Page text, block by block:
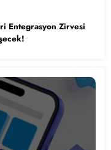
Entegrasyon Zirvesi